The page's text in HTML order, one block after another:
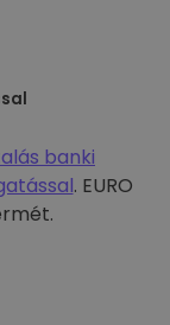
banki
. EURO